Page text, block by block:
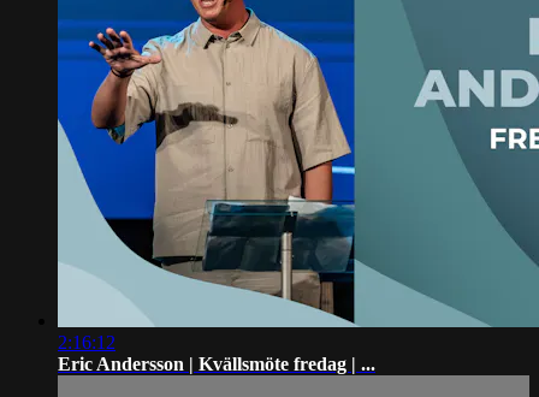
2:16:12
Eric Andersson | Kvällsmöte fredag | ...